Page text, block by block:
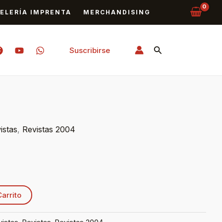
IMPRENTA MERCHANDISING
Suscribirse Buscar
, Revistas 2004